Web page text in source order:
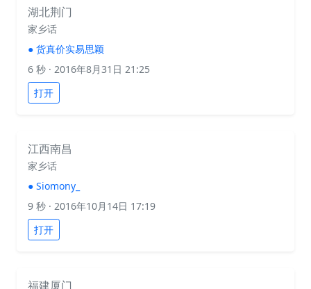
湖北荆门
家乡话
● 货真价实易思颖
6 秒 · 2016年8月31日 21:25
打开
江西南昌
家乡话
● Siomony_
9 秒 · 2016年10月14日 17:19
打开
福建厦门